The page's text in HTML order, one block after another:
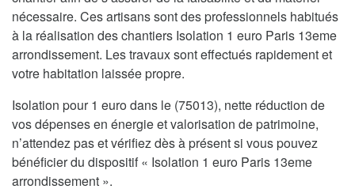
nécessaire. Ces artisans sont des professionnels habitués
à la réalisation des chantiers Isolation 1 euro Paris 13eme
arrondissement. Les travaux sont effectués rapidement et
votre habitation laissée propre.
Isolation pour 1 euro dans le (75013), nette réduction de
vos dépenses en énergie et valorisation de patrimoine,
n’attendez pas et vérifiez dès à présent si vous pouvez
bénéficier du dispositif « Isolation 1 euro Paris 13eme
arrondissement ».